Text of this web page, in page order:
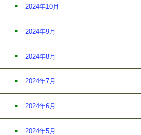
2024年10月
2024年9月
2024年8月
2024年7月
2024年6月
2024年5月